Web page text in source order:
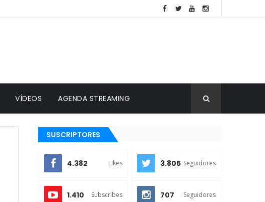
VÍDEOS AGENDA STREAMING
SUSCRIPTORES
4.382 Likes 3.805 Seguidores
1.410 Subscribes 707 Seguidores